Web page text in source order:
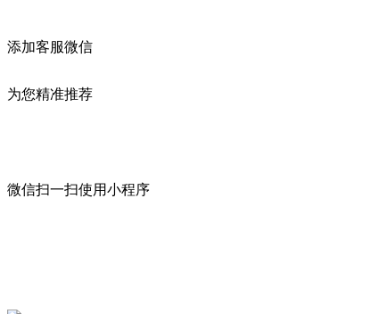
添加客服微信
为您精准推荐
微信扫一扫使用小程序